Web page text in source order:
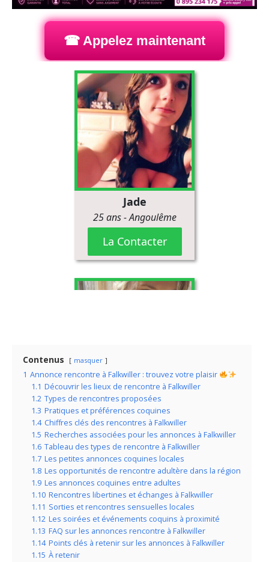
☎ Appelez maintenant
Contenus masquer
1 Annonce rencontre à Falkwiller : trouvez votre plaisir
1.1 Découvrir les lieux de rencontre à Falkwiller
1.2 Types de rencontres proposées
1.3 Pratiques et préférences coquines
1.4 Chiffres clés des rencontres à Falkwiller
1.5 Recherches associées pour les annonces à Falkwiller
1.6 Tableau des types de rencontre à Falkwiller
1.7 Les petites annonces coquines locales
1.8 Les opportunités de rencontre adultère dans la région
1.9 Les annonces coquines entre adultes
1.10 Rencontres libertines et échanges à Falkwiller
1.11 Sorties et rencontres sensuelles locales
1.12 Les soirées et événements coquins à proximité
1.13 FAQ sur les annonces rencontre à Falkwiller
1.14 Points clés à retenir sur les annonces à Falkwiller
1.15 À retenir